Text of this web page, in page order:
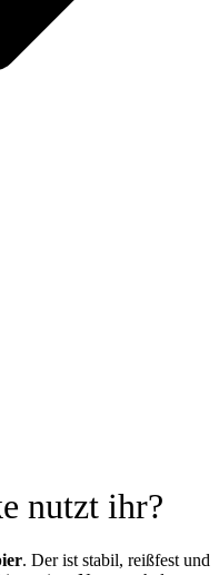
nutzt ihr?
. Der ist stabil, reißfest und